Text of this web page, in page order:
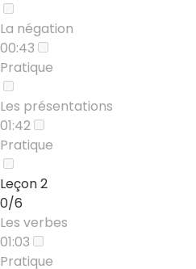
La négation
00:43
Pratique
Les présentations
01:42
Pratique
Leçon 2
0/6
Les verbes
01:03
Pratique